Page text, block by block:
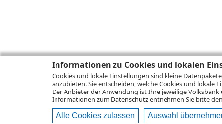
Informationen zu Cookies und lokalen
Cookies und lokale Einstellungen sind kleine
anzubieten. Sie entscheiden, welche Cookies und lokale
Der Anbieter der Anwendung ist Ihre jeweilige Volksbank
Informationen zum Datenschutzentnehmen Sie bitte
Alle Cookies zulassen Auswahl